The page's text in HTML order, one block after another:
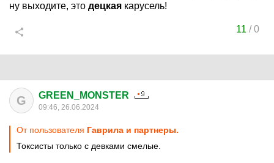
ну выходите, это децкая карусель!
11 /0
G GREEN_MONSTER
09:46, 26.06.2024
От пользователя Гаврила и партнеры.
Токсисты только с девками смелые.